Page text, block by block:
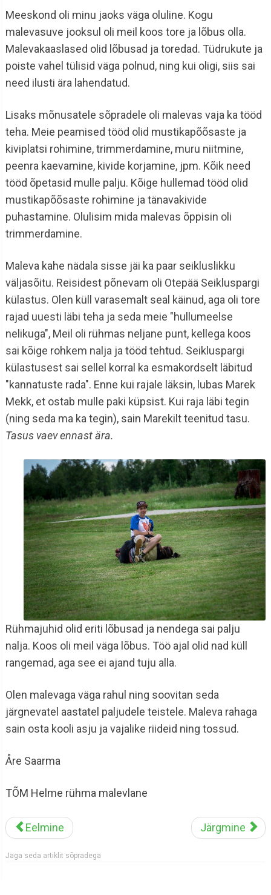
Meeskond oli minu jaoks väga oluline. Kogu
malevasuve jooksul oli meil koos tore ja lõbus olla.
Malevakaaslased olid lõbusad ja toredad. Tüdrukute ja
poiste vahel tülisid väga polnud, ning kui oligi, siis sai
need ilusti ära lahendatud.
Lisaks mõnusatele sõpradele oli malevas vaja ka tööd
teha. Meie peamised tööd olid mustikapõõsaste ja
kiviplatsi rohimine, trimmerdamine, muru niitmine,
peenra kaevamine, kivide korjamine, jpm. Kõik need
tööd õpetasid mulle palju. Kõige hullemad tööd olid
mustikapõõsaste rohimine ja tänavakivide
puhastamine. Olulisim mida malevas õppisin oli
trimmerdamine.
Maleva kahe nädala sisse jäi ka paar seikluslikku
väljasõitu. Reisidest põnevam oli Otepää Seikluspargi
külastus. Olen küll varasemalt seal käinud, aga oli tore
rajad uuesti läbi teha ja seda meie "hullumeelse
nelikuga", Meil oli rühmas neljane punt, kellega koos
sai kõige rohkem nalja ja tööd tehtud. Seikluspargi
külastusest sai sellel korral ka esmakordselt läbitud
"kannatuste rada". Enne kui rajale läksin, lubas Marek
Mekk, et ostab mulle paki küpsist. Kui raja läbi tegin
(ning seda ma ka tegin), sain Marekilt teenitud tasu.
Tasus vaev ennast ära.
Rühmajuhid olid eriti lõbusad ja nendega sai palju
nalja. Koos oli meil väga lõbus. Töö ajal olid nad küll
rangemad, aga see ei ajand tuju alla.
Olen malevaga väga rahul ning soovitan seda
järgnevatel aastatel paljudele teistele. Maleva rahaga
sain osta kooli asju ja vajalike riideid ning tossud.
Åre Saarma
TÕM Helme rühma malevlane
Eelmine Järgmine
Jaga seda artiklit sõpradega